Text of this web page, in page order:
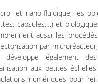
et nano-fluidique, les
capsules,…) et
aussi les
par
développe également
aux petites
numériques pour